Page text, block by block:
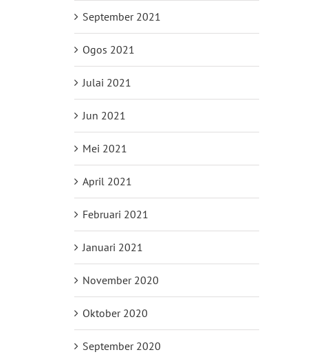
September 2021
Ogos 2021
Julai 2021
Jun 2021
Mei 2021
April 2021
Februari 2021
Januari 2021
November 2020
Oktober 2020
September 2020